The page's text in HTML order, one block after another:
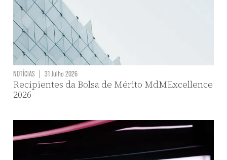
NOTÍCIAS 31 Julho 2026
Recipientes da Bolsa de Mérito MdMExcellence
2026